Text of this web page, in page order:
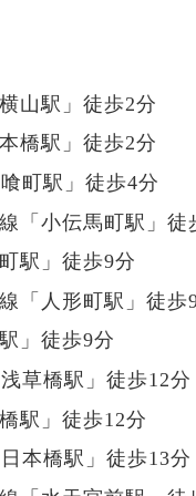
山駅」徒歩2分
橋駅」徒歩2分
町駅」徒歩4分
「小伝馬町駅」徒
駅」徒歩9分
「人形町駅」徒歩
」徒歩9分
草橋駅」徒歩12分
駅」徒歩12分
本橋駅」徒歩13分